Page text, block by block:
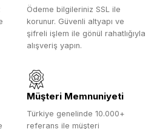
Ödeme bilgileriniz SSL ile
korunur. Güvenli altyapı ve
şifreli işlem ile gönül rahatlığıyla
alışveriş yapın.
Müşteri Memnuniyeti
Türkiye genelinde 10.000+
referans ile müşteri